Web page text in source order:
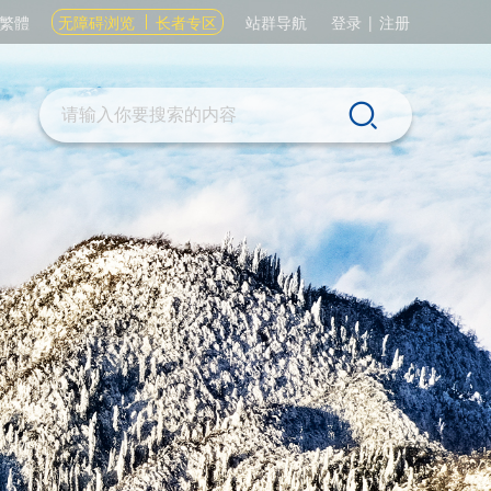
繁體 无障碍浏览 长者专区 站群导航 登录 | 注册